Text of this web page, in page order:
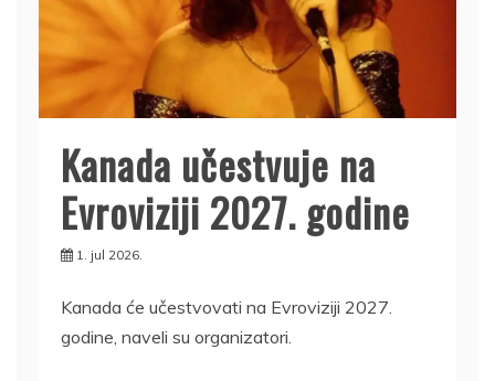
Kanada učestvuje na
Evroviziji 2027. godine
1. jul 2026.
Kanada će učestvovati na Evroviziji 2027.
godine, naveli su organizatori.